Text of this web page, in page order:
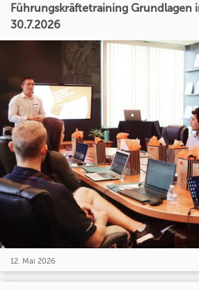
Führungskräftetraining Grundlagen
30.7.2026
12. Mai 2026